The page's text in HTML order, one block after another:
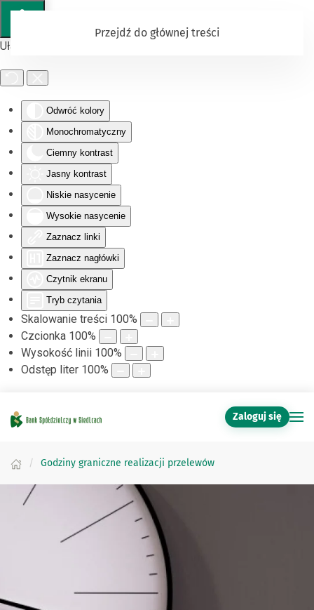
Ułatwienia dostępu
Odwróć kolory
Monochromatyczny
Ciemny kontrast
Jasny kontrast
Niskie nasycenie
Wysokie nasycenie
Zaznacz linki
Zaznacz nagłówki
Czytnik ekranu
Tryb czytania
Skalowanie treści 100%
Czcionka 100%
Wysokość linii 100%
Odstęp liter 100%
Przejdź do głównej treści
Zaloguj się
Godziny graniczne realizacji przelewów